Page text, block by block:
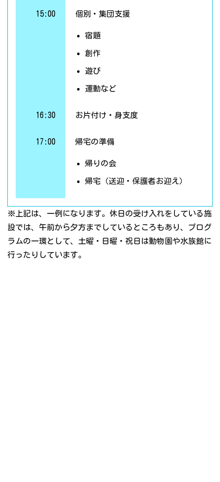
15:00 個別・集団支援
宿題
創作
遊び
運動など
16:30 お片付け・身支度
17:00 帰宅の準備
帰りの会
帰宅（送迎・保護者お迎え）
※上記は、一例になります。休日の受け入れをしている施
設では、午前から夕方までしているところもあり、プログ
ラムの一環として、土曜・日曜・祝日は動物園や水族館に
行ったりしています。